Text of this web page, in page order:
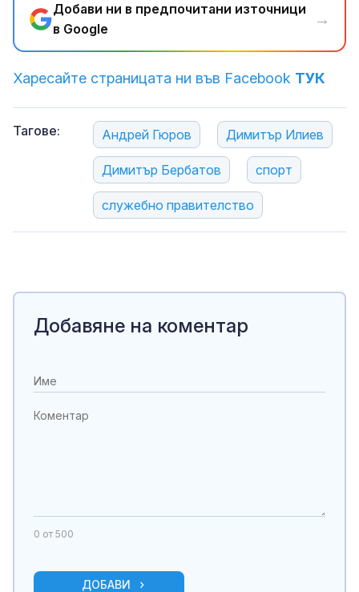
Добави ни в предпочитани източници
в Google
→
Харесайте страницата ни във Facebook ТУК
Тагове: Андрей Гюров Димитър Илиев
Димитър Бербатов спорт
служебно правителство
Добавяне на коментар
0 от 500
ДОБАВИ